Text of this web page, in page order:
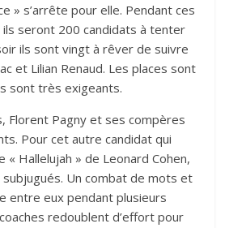
» s’arrête pour elle. Pendant ces
ils seront 200 candidats à tenter
ils sont vingt à rêver de suivre
et Lilian Renaud. Les places sont
sont très exigeants.
Florent Pagny et ses compères
Pour cet autre candidat qui
« Hallelujah » de Leonard Cohen,
Un combat de mots et
entre eux pendant plusieurs
redoublent d’effort pour